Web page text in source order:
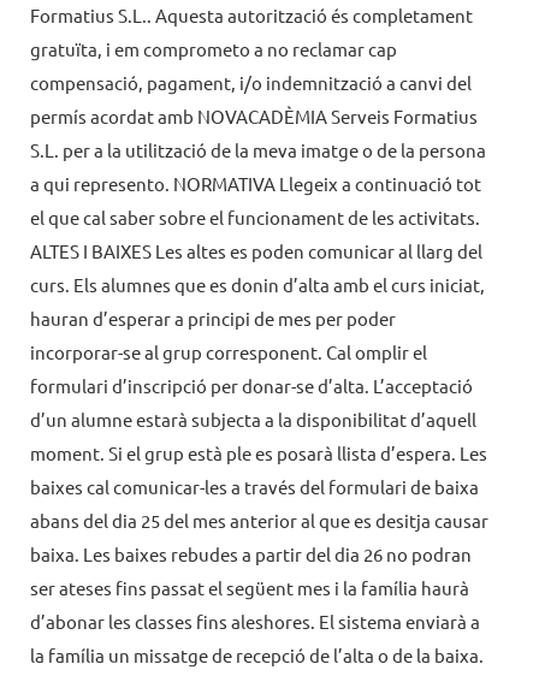
Formatius S.L.. Aquesta autorització és completament
gratuïta, i em comprometo a no reclamar cap
compensació, pagament, i/o indemnització a canvi del
permís acordat amb NOVACADÈMIA Serveis Formatius
S.L. per a la utilització de la meva imatge o de la persona
a qui represento. NORMATIVA Llegeix a continuació tot
el que cal saber sobre el funcionament de les activitats.
ALTES I BAIXES Les altes es poden comunicar al llarg del
curs. Els alumnes que es donin d’alta amb el curs iniciat,
hauran d’esperar a principi de mes per poder
incorporar-se al grup corresponent. Cal omplir el
formulari d’inscripció per donar-se d’alta. L’acceptació
d’un alumne estarà subjecta a la disponibilitat d’aquell
moment. Si el grup està ple es posarà llista d’espera. Les
baixes cal comunicar-les a través del formulari de baixa
abans del dia 25 del mes anterior al que es desitja causar
baixa. Les baixes rebudes a partir del dia 26 no podran
ser ateses fins passat el següent mes i la família haurà
d’abonar les classes fins aleshores. El sistema enviarà a
la família un missatge de recepció de l’alta o de la baixa.